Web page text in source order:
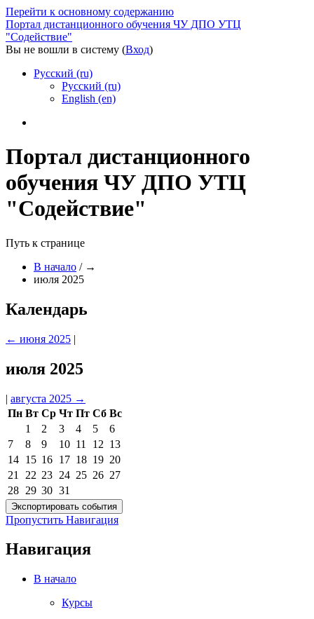
Перейти к основному содержанию
Портал дистанционного обучения ЧУ ДПО УТЦ
"Содействие"
Вы не вошли в систему (Вход)
Русский ‎(ru)‎
Русский ‎(ru)‎
English ‎(en)‎
Портал дистанционного
обучения ЧУ ДПО УТЦ
"Содействие"
Путь к странице
В начало / →
июля 2025
Календарь
← июня 2025 |
июля 2025
| августа 2025 →
Пн Вт Ср Чт Пт Сб Вс
1
2 3 4 5
6
7
8 9 10 11 12 13
14 15 16 17 18 19 20
21
22 23 24 25 26 27
28 29 30 31
Пропустить Навигация
Навигация
В начало
Курсы